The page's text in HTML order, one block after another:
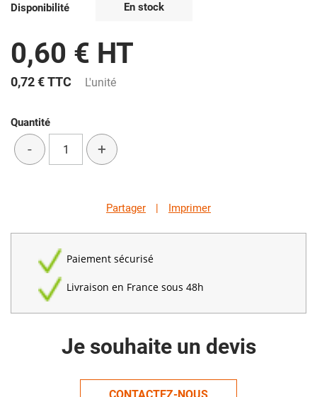
Disponibilité En stock
0,60 € HT
0,72 €TTC L'unité
Quantité
- +
Partager | Imprimer
Paiement sécurisé
Livraison en France sous 48h
Je souhaite un devis